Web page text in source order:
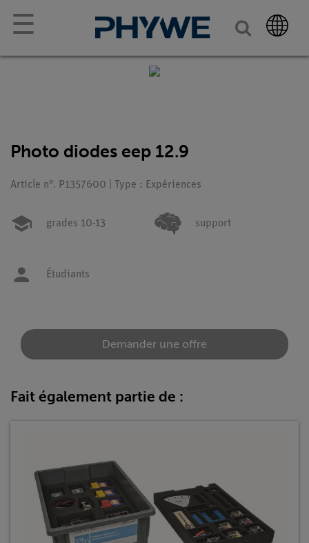
☰
Photo diodes eep 12.9
Article n°. P1357600 | Type : Expériences
grades 10-13 support
Étudiants
Demander une offre
Fait également partie de :